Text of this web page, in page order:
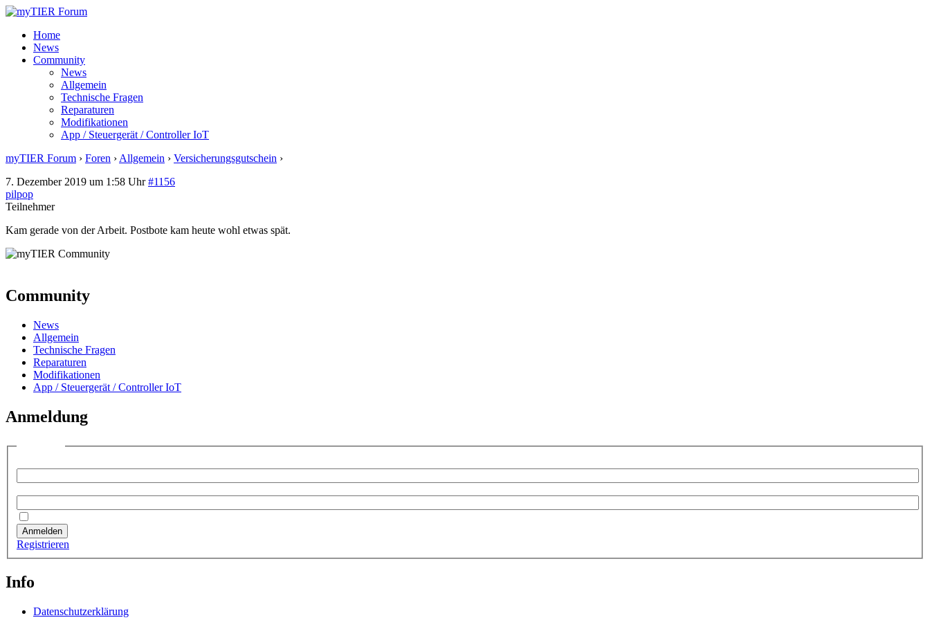
Home
News
Community
News
Allgemein
Technische Fragen
Reparaturen
Modifikationen
App / Steuergerät / Controller IoT
myTIER Forum › Foren › Allgemein › Versicherungsgutschein ›
7. Dezember 2019 um 1:58 Uhr #1156
pilpop
Teilnehmer
Kam gerade von der Arbeit. Postbote kam heute wohl etwas spät.
Community
News
Allgemein
Technische Fragen
Reparaturen
Modifikationen
App / Steuergerät / Controller IoT
Anmeldung
Anmelden
Registrieren
Info
Datenschutzerklärung